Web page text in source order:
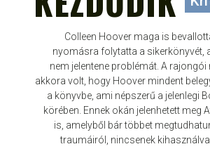
Colleen Hoover maga is
nyomásra folytatta a sikerkönyvét,
nem jelentene problémát. A
akkora volt, hogy Hoover mindent
a könyvbe, ami népszerű a jelenlegi
körében. Ennek okán jelenhetett meg
is, amelyből bár többet
traumáiról, nincsenek